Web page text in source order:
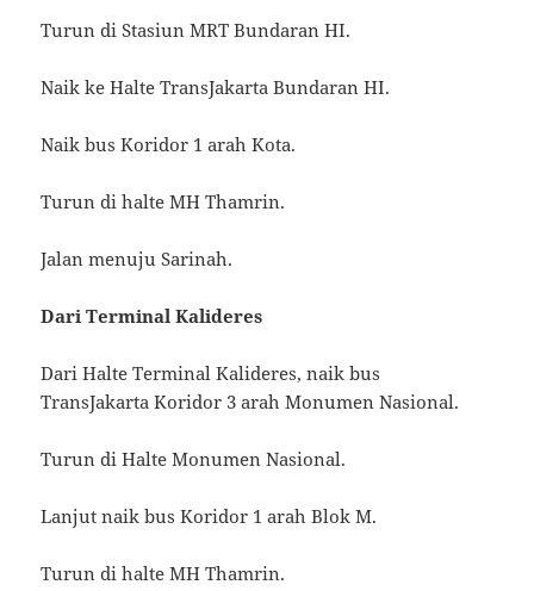
Turun di Stasiun MRT Bundaran HI.
Naik ke Halte TransJakarta Bundaran HI.
Naik bus Koridor 1 arah Kota.
Turun di halte MH Thamrin.
Jalan menuju Sarinah.
Dari Terminal Kalideres
Dari Halte Terminal Kalideres, naik bus
TransJakarta Koridor 3 arah Monumen Nasional.
Turun di Halte Monumen Nasional.
Lanjut naik bus Koridor 1 arah Blok M.
Turun di halte MH Thamrin.